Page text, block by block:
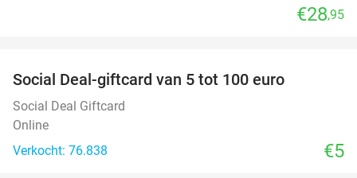
€28,95
Social Deal-giftcard van 5 tot 100 euro
Social Deal Giftcard
Online
Verkocht: 76.838
€5